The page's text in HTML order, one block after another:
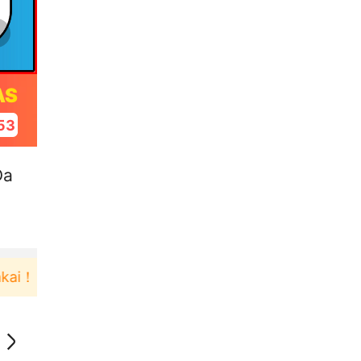
Pengguna baru berbelanja di aplikasi Akulaku